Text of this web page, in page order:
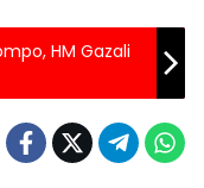
HM Gazali